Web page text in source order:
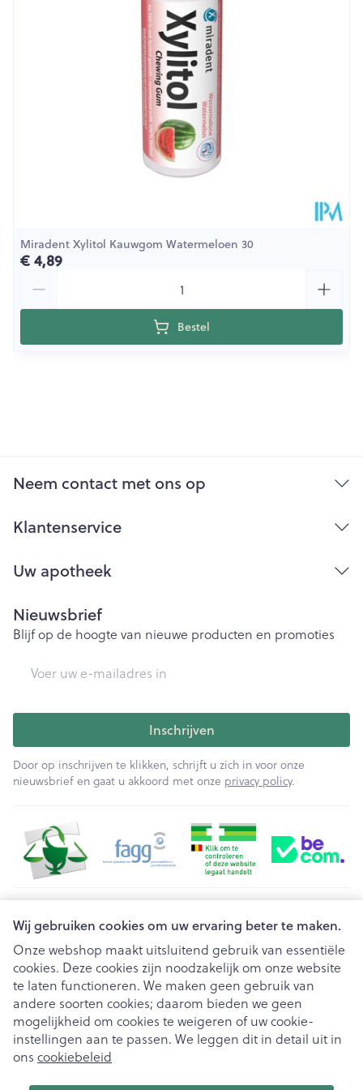
Wij gebruiken cookies om uw ervaring beter te maken.
Onze webshop maakt uitsluitend gebruik van essentiële
cookies. Deze cookies zijn noodzakelijk om onze website
te laten functioneren. We maken geen gebruik van
andere soorten cookies; daarom bieden we geen
mogelijkheid om cookies te weigeren of uw cookie-
instellingen aan te passen. We leggen dit in detail uit in
ons cookiebeleid
Glutenvrij, Suikervrij, Vegan
Kamertemperatuur (15°C -
25°C)
Miradent Xylitol Kauwgom Watermeloen 30
€ 4,89
Bestel
Neem contact met ons op
Klantenservice
Uw apotheek
Nieuwsbrief
Blijf op de hoogte van nieuwe producten en promoties
Inschrijven
Door op inschrijven te klikken, schrijft u zich in voor onze
nieuwsbrief en gaat u akkoord met onze privacy policy.
Juridische links